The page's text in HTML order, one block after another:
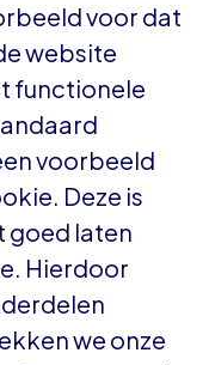
voor dat
website
functionele
voorbeeld
Deze is
goed laten
Hierdoor
we onze